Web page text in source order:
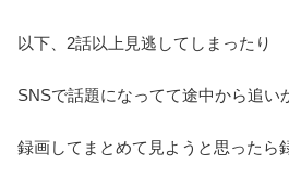
以下、2話以上見逃してしまったり
SNSで話題になってて途中から追い
録画してまとめて見ようと思ったら